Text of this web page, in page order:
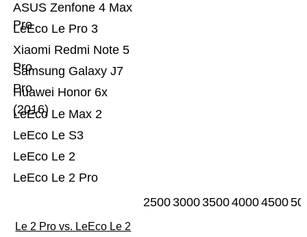
LeEco Le 2 Pro
LeEco Le 2
LeEco Le S3
LeEco Le Max 2
Huawei Honor 6x
(2016)
Samsung Galaxy J7
Pro
Xiaomi Redmi Note 5
Pro
LeEco Le Pro 3
ASUS Zenfone 4 Max
Pro
25003000350040004500
Le 2 Pro vs. LeEco Le 2